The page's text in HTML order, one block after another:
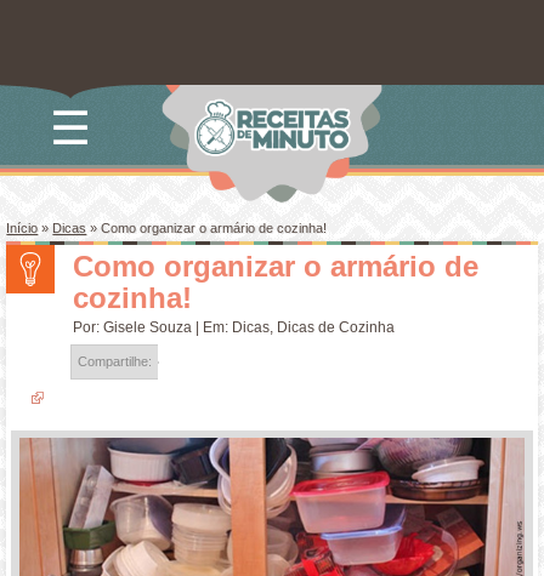
☰
Início»Dicas »Como organizar o armário de cozinha!
Como organizar o armário de
cozinha!
Por:Gisele Souza | Em: Dicas, Dicas de Cozinha
Compartilhe: